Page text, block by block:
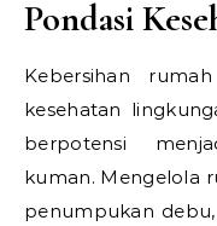
Pondasi
Kebersihan
kesehatan
berpotensi
kuman. Mengelola
penumpukan